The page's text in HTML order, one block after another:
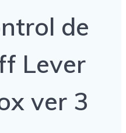
de
Lever
ver 3